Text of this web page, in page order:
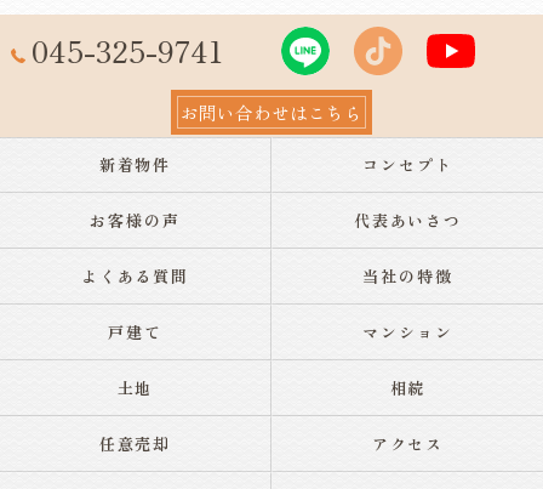
045-325-9741
お問い合わせはこちら
新着物件 コンセプト
お客様の声 代表あいさつ
よくある質問 当社の特徴
戸建て マンション
土地 相続
任意売却 アクセス